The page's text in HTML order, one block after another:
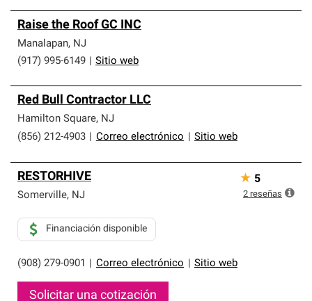
Raise the Roof GC INC
Manalapan, NJ
(917) 995-6149
Sitio web
Red Bull Contractor LLC
Hamilton Square, NJ
(856) 212-4903
Correo electrónico Sitio web
RESTORHIVE
Somerville, NJ
(908) 279-0901 Correo electrónico Sitio web
Financiación disponible
Solicitar una cotización
★ 5
2 reseñas